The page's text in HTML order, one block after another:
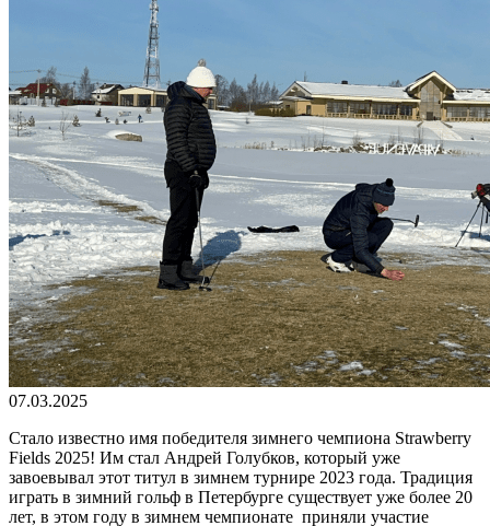
07.03.2025
Стало известно имя победителя зимнего чемпиона Strawberry
Fields 2025! Им стал Андрей Голубков, который уже
завоевывал этот титул в зимнем турнире 2023 года. Традиция
играть в зимний гольф в Петербурге существует уже более 20
лет, в этом году в зимнем чемпионате приняли участие